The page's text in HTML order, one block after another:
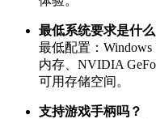
最低系统要求是什么
最低配置：Windows
内存、NVIDIA
可用存储空间。
支持游戏手柄吗？